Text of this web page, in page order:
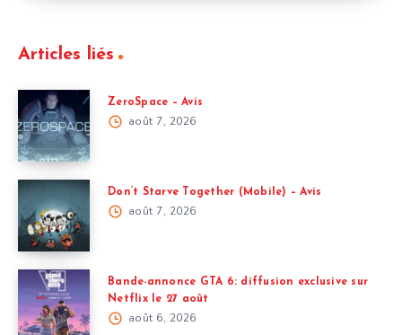
Articles liés
ZeroSpace – Avis
août 7, 2026
Don’t Starve Together (Mobile) – Avis
août 7, 2026
Bande-annonce GTA 6: diffusion exclusive sur
Netflix le 27 août
août 6, 2026